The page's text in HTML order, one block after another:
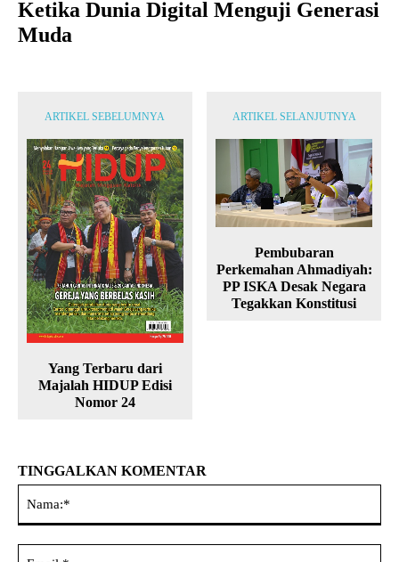
Ketika Dunia Digital Menguji Generasi
Muda
ARTIKEL SEBELUMNYA
Yang Terbaru dari
Majalah HIDUP Edisi
Nomor 24
ARTIKEL SELANJUTNYA
Pembubaran
Perkemahan Ahmadiyah:
PP ISKA Desak Negara
Tegakkan Konstitusi
TINGGALKAN KOMENTAR